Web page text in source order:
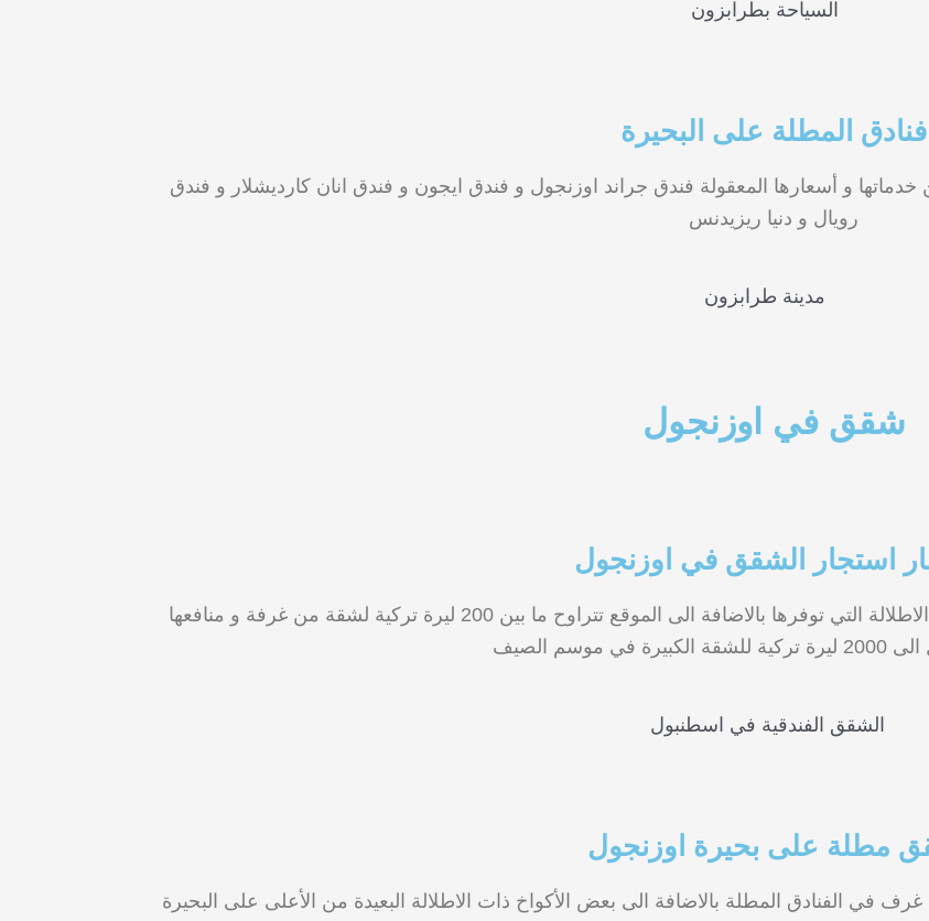
فنادق المطلة على البحيرة
و أسعارها المعقولة فندق جراند اوزنجول و فندق ايجون و فندق انان كارديشلار و فندق
رويال و دنيا ريزيدنس
شقق في اوزنجول
استجار الشقق في اوزنجول
تتفاوت الأسعار حسب الموسم السياحي و حجم الشقة و الاطلالة التي توفرها بالاضافة الى الموقع تتراوح ما بين 200 ليرة تركية لشقة من غرفة و منافعها
في موسم الصيف
مطلة على بحيرة اوزنجول
في الفنادق المطلة بالاضافة الى بعض الأكواخ ذات الاطلالة البعيدة من الأعلى على البحيرة